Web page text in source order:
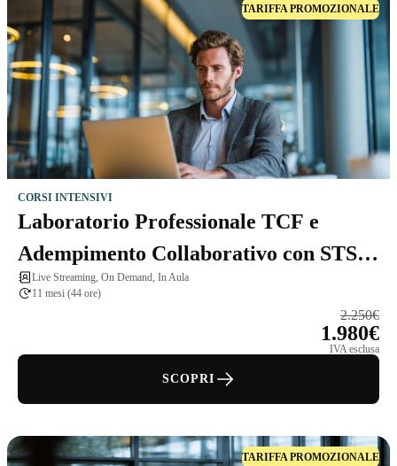
TARIFFA PROMOZIONALE
CORSI INTENSIVI
Laboratorio Professionale TCF e
Adempimento Collaborativo con STS
Deloitte
Live Streaming, On Demand, In Aula
11 mesi (44 ore)
2.250€
1.980€
IVA esclusa
SCOPRI
TARIFFA PROMOZIONALE